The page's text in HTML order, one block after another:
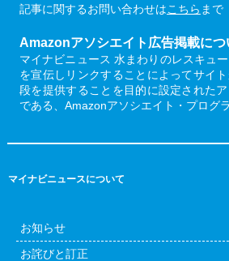
記事に関するお問い合わせはこちら まで
Amazonアソシエイト広告掲載につ
マイナビニュース 水まわりのレスキュ
を宣伝しリンクすることによってサイ
段を提供することを目的に設定された
である、Amazonアソシエイト・プログ
マイナビニュースについて
お知らせ
お詫びと訂正